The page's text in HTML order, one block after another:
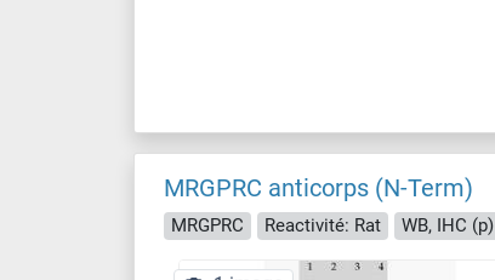
MRGPRC anticorps (N-Term)
MRGPRC Reactivité: Rat WB, IHC (p)